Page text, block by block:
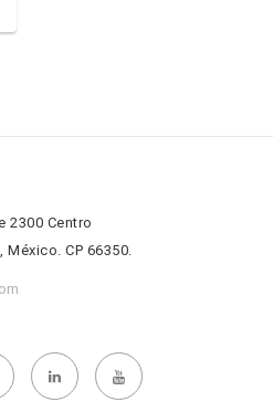
2300 Centro
México. CP 66350.